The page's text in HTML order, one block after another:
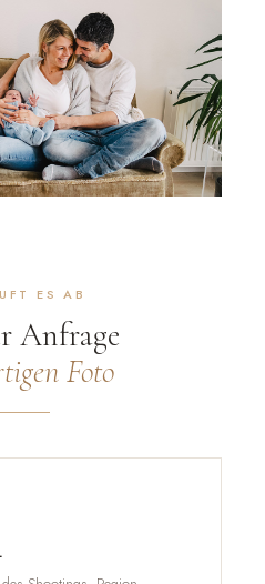
ES AB
Anfrage
Foto